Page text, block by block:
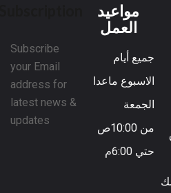
مواعيد
العمل
جميع أيام
الاسبوع ماعدا
الجمعة
من 10:00ص
حتي 6:00م
Subscribe
your Email
address for
latest news &
updates